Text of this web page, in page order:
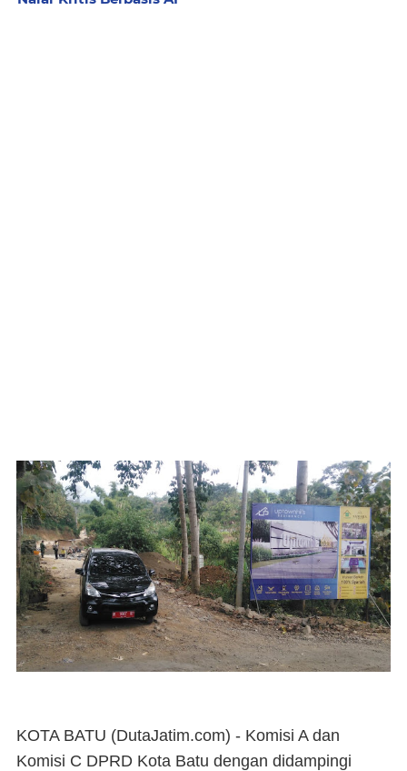
KOTA BATU (DutaJatim.com) - Komisi A dan
Komisi C DPRD Kota Batu dengan didampingi